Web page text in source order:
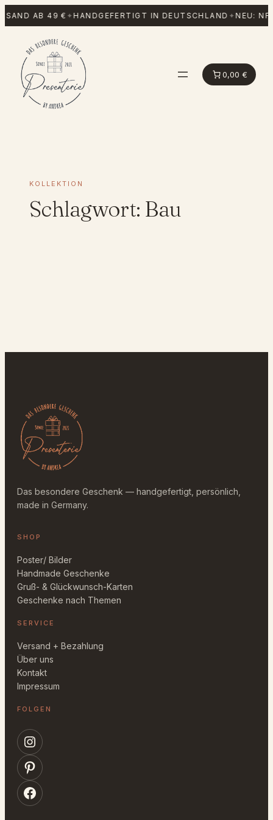
Zum
Inhalt
AB 49 €✦HANDGEFERTIGT IN DEUTSCHLAND✦NEU:
0,00 €
KOLLEKTION
Schlagwort: Bau
Das besondere Geschenk — handgefertigt, persönlich,
made in Germany.
SHOP
Poster/ Bilder
Handmade Geschenke
Gruß- & Glückwunsch-Karten
Geschenke nach Themen
SERVICE
Versand + Bezahlung
Über uns
Kontakt
Impressum
FOLGEN
Instagram
Pinterest
Facebook